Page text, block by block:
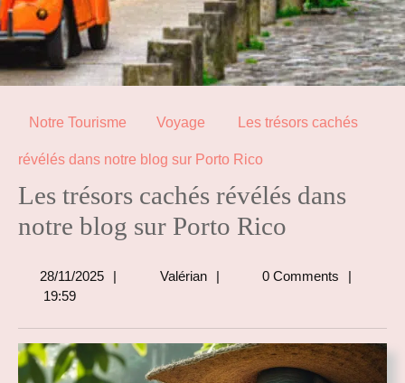
Notre Tourisme Voyage Les trésors cachés
révélés dans notre blog sur Porto Rico
Les trésors cachés révélés dans
notre blog sur Porto Rico
28/11/2025 28/11/2025
Valérian Valérian0 Comments
19:59